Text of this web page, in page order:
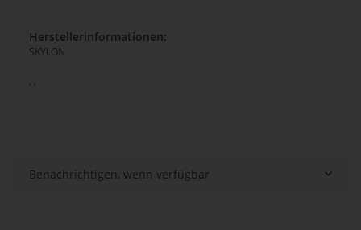
Herstellerinformationen:
SKYLON
, ,
Benachrichtigen, wenn verfügbar